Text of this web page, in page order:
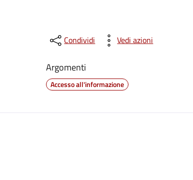
Condividi Vedi azioni
Argomenti
Accesso all'informazione